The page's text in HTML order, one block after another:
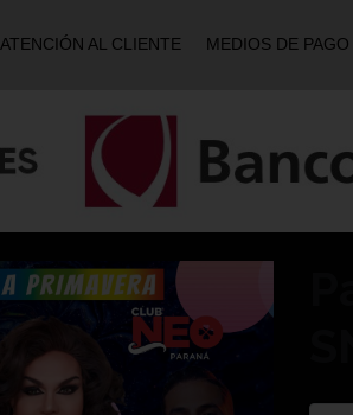
ATENCIÓN AL CLIENTE MEDIOS DE PAGO